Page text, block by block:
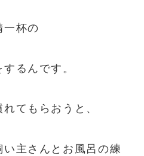
一杯の
るんです。
てもらおうと、
主さんとお風呂の練